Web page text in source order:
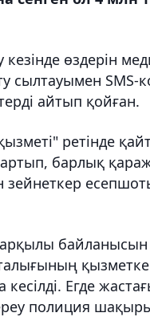
өздерін
сылтауымен SMS-
айтып қойған.
қызметі" ретінде
барлық
зейнеткер
Егде
полиция